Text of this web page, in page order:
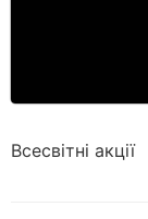
Всесвітні акції